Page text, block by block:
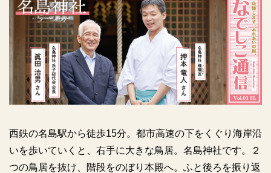
西鉄の名島駅から徒歩15分。都市高速の下をくぐり海岸沿
いを歩いていくと、右手に大きな鳥居。名島神社です。２
つの鳥居を抜け、階段をのぼり本殿へ。ふと後ろを振り返